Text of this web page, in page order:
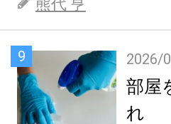
熊代 亨
9 2026/
部屋
れ